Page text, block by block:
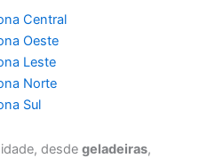
Central
Oeste
Leste
Norte
Sul
desdegeladeiras,